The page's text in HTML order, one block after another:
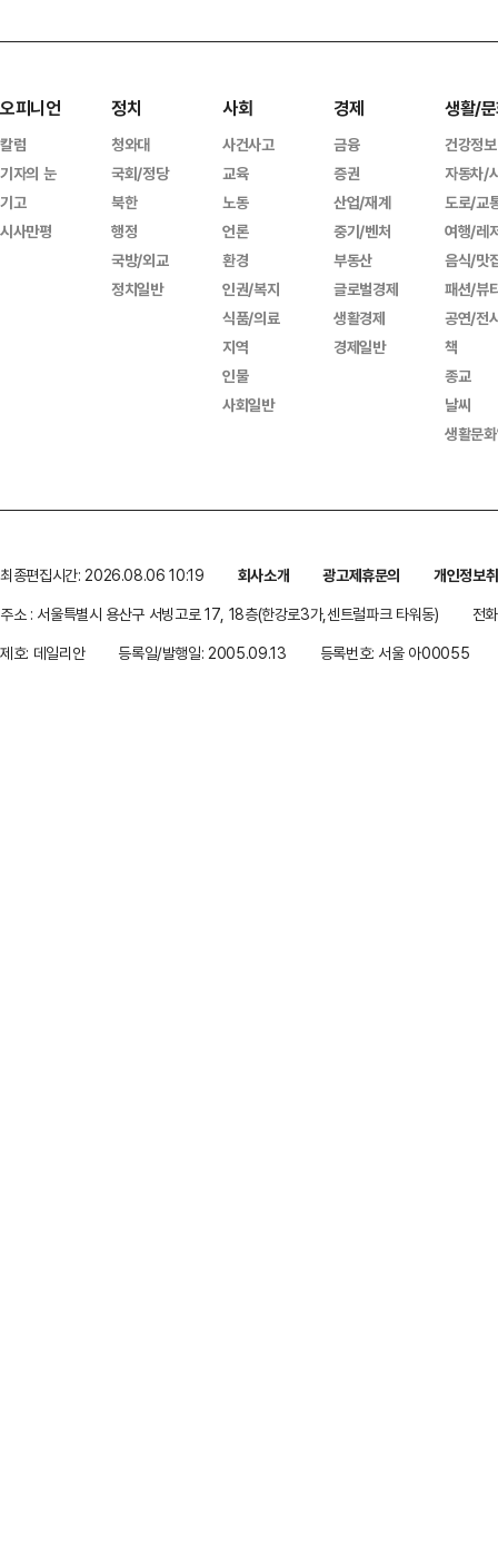
오피니언
칼럼
기자의 눈
기고
시사만평
정치
청와대
국회/정당
북한
행정
국방/외교
정치일반
사회
사건사고
교육
노동
언론
환경
인권/복지
식품/의료
지역
인물
사회일반
경제
금융
증권
산업/재계
중기/벤처
부동산
글로벌경제
생활경제
경제일반
생활/
건강정보
자동차/
도로/교
여행/레
음식/맛
패션/뷰
공연/전
책
종교
날씨
생활문
최종편집시간: 2026.08.06 10:19 회사소개 광고제휴문의
개인정보
주소 : 서울특별시 용산구 서빙고로 17, 18층(한강로3가,센트럴파크 타워동)
전
제호: 데일리안
등록일/발행일: 2005.09.13 등록번호: 서울 아00055